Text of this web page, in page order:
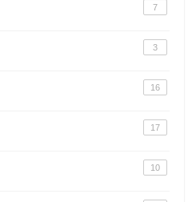
7
3
16
17
10